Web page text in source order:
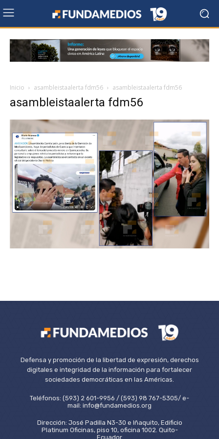
Inicio asambleistaalerta fdm56 asambleistaalerta fdm56
asambleistaalerta fdm56
Defensa y promoción de la libertad de expresión, derechos
digitales e integridad de la información para fortalecer
sociedades democráticas en las Américas.
Teléfonos: (593) 2 601-9956 / (593) 98 767-5305/ e-
mail: info@fundamedios.org
Dirección: José Padilla N3-30 e Iñaquito, Edificio
Platinum Oficinas, piso 10, oficina 1002. Quito-
Ecuador